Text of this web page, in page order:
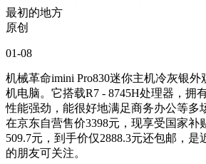
最初的地方
原创
01-08
机械革命imini Pro830迷你主机冷灰银
机电脑。它搭载R7 - 8745H处理器，拥
性能强劲，能很好地满足商务办公等多
在京东自营售价3398元，现享受国家补
509.7元，到手价仅2888.3元还包邮，
的朋友可关注。